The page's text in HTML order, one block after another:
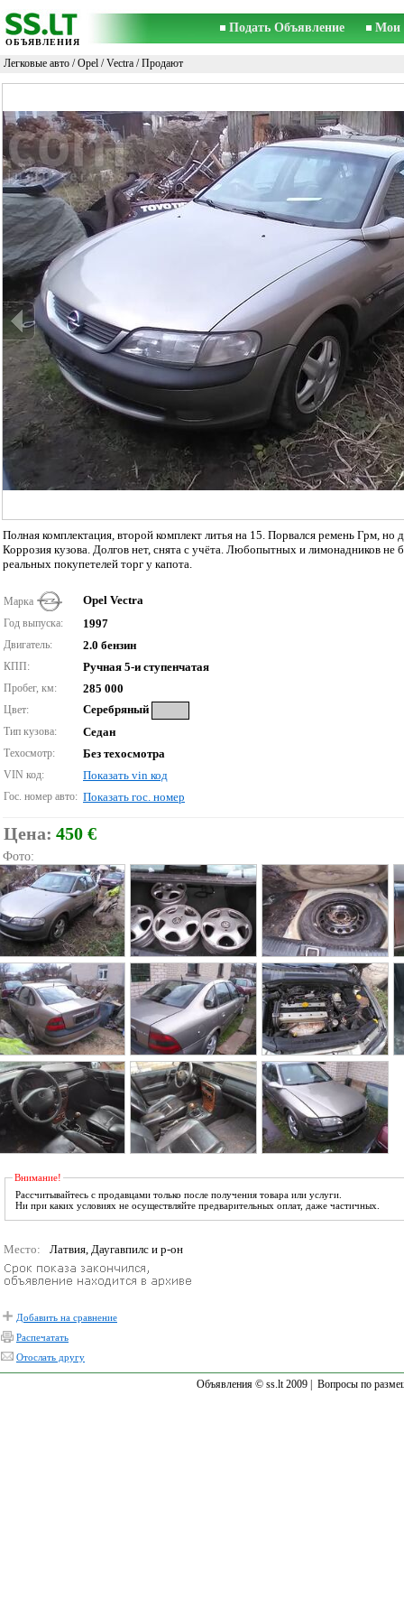
ОБЪЯВЛЕНИЯ
Подать Объявление Мои
Легковые авто /Opel /Vectra / Продают
Полная комплектация, второй комплект литья на 15. Порвался ремень Грм, но
Коррозия кузова. Долгов нет, снята с учёта. Любопытных и лимонадников
реальных покупетелей торг у капота.
Марка Opel Vectra
Год выпуска: 1997
Двигатель: 2.0 бензин
КПП: Ручная 5-и ступенчатая
Пробег, км: 285 000
Цвет: Серебряный
Тип кузова: Седан
Техосмотр: Без техосмотра
VIN код: Показать vin код
Гос. номер авто: Показать гос. номер
Цена: 450 €
Фото:
Внимание!
Рассчитывайтесь с продавцами только после получения товара или услуги.
Ни при каких условиях не осуществляйте предварительных оплат, даже частичных.
Место: Латвия, Даугавпилс и р-он
Добавить на сравнение
Распечатать
Отослать другу
Объявления © ss.lt 2009 | Вопросы по